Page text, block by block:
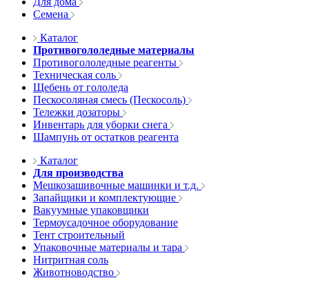
Семена
Каталог
Противогололедные материалы
Противогололедные реагенты
Техническая соль
Щебень от гололеда
Пескосоляная смесь (Пескосоль)
Тележки дозаторы
Инвентарь для уборки снега
Шампунь от остатков реагента
Каталог
Для производства
Мешкозашивочные машинки и т.д.
Запайщики и комплектующие
Вакуумные упаковщики
Термоусадочное оборудование
Тент строительный
Упаковочные материалы и тара
Нитритная соль
Животноводство